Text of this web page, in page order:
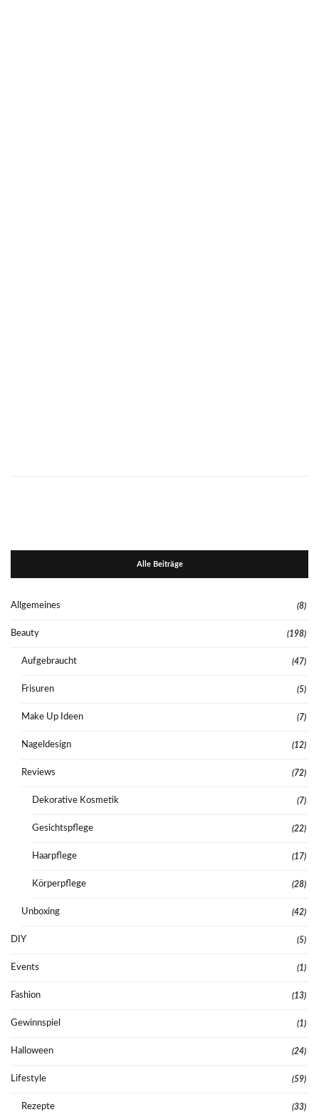
Alle Beiträge
Allgemeines (8)
Beauty (198)
Aufgebraucht (47)
Frisuren (5)
Make Up Ideen (7)
Nageldesign (12)
Reviews (72)
Dekorative Kosmetik (7)
Gesichtspflege (22)
Haarpflege (17)
Körperpflege (28)
Unboxing (42)
DIY (5)
Events (1)
Fashion (13)
Gewinnspiel (1)
Halloween (24)
Lifestyle (59)
Rezepte (33)